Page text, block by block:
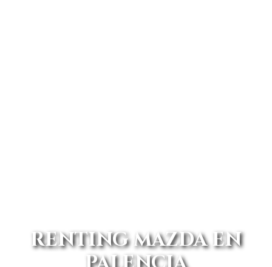
RENTING MAZDA EN